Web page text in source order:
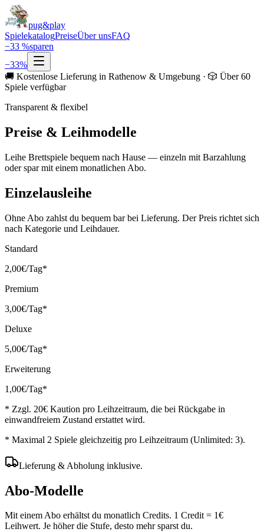
pug&play
SpielekatalogPreiseÜber unsFAQ
−33 %sparen
−33%
🚚 Kostenlose Lieferung in Rathenow & Umgebung · 🎲 Über 60
Spiele verfügbar
Transparent & flexibel
Preise & Leihmodelle
Leihe Brettspiele bequem nach Hause — einzeln mit Barzahlung
oder spar mit einem monatlichen Abo.
Einzelausleihe
Ohne Abo zahlst du bequem bar bei Lieferung. Der Preis richtet sich
nach Kategorie und Leihdauer.
Standard
2,00€/Tag*
Premium
3,00€/Tag*
Deluxe
5,00€/Tag*
Erweiterung
1 ,00€/Tag*
* Zzgl. 20€ Kaution pro Leihzeitraum, die bei Rückgabe in
einwandfreiem Zustand erstattet wird.
* Maximal 2 Spiele gleichzeitig pro Leihzeitraum (Unlimited: 3).
Lieferung & Abholung inklusive.
Abo-Modelle
Mit einem Abo erhältst du monatlich Credits. 1 Credit = 1€
Leihwert. Je höher die Stufe, desto mehr sparst du.